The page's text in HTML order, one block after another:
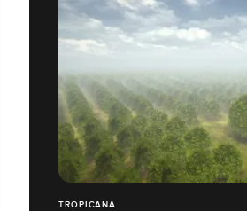
TROPICANA